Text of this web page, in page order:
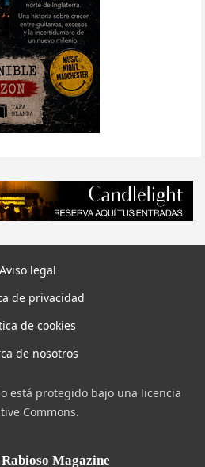
Aviso legal
de privacidad
de cookies
de nosotros
está protegido bajo una licencia
Commons.
Magazine